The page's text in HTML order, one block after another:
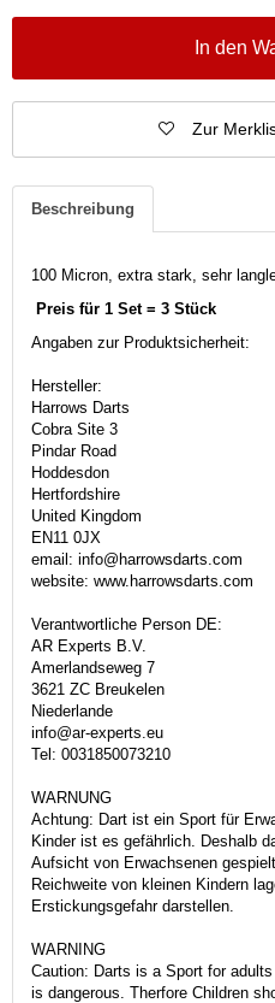
In den
Zur
Beschreibung
100 Micron, extra stark, sehr
Preis für 1 Set = 3 Stück
Angaben zur Produktsicherheit:
Hersteller:
Harrows Darts
Cobra Site 3
Pindar Road
Hoddesdon
Hertfordshire
United Kingdom
EN11 0JX
email: info@harrowsdarts.com
website: www.harrowsdarts.com
Verantwortliche Person DE:
AR Experts B.V.
Amerlandseweg 7
3621 ZC Breukelen
Niederlande
info@ar-experts.eu
Tel: 0031850073210
WARNUNG
Achtung: Dart ist ein Sport für
Kinder ist es gefährlich. Deshalb
Aufsicht von Erwachsenen
Reichweite von kleinen Kindern
Erstickungsgefahr darstellen.
WARNING
Caution: Darts is a Sport for
is dangerous. Therfore Children